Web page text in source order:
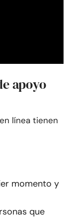
apoyo
línea tienen
momento y
que